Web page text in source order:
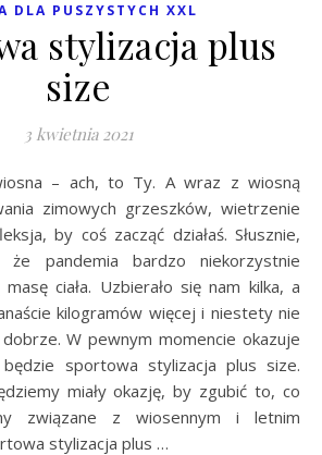
DLA PUSZYSTYCH XXL
stylizacja plus
size
3 kwietnia 2021
zimowych grzeszków, wietrzenie
by coś zacząć działaś. Słusznie,
że pandemia bardzo niekorzystnie
masę ciała. Uzbierało się nam kilka, a
kilogramów więcej i niestety nie
W pewnym momencie okazuje
sportowa stylizacja plus size.
miały okazję, by zgubić to, co
związane z wiosennym i letnim
stylizacja plus …